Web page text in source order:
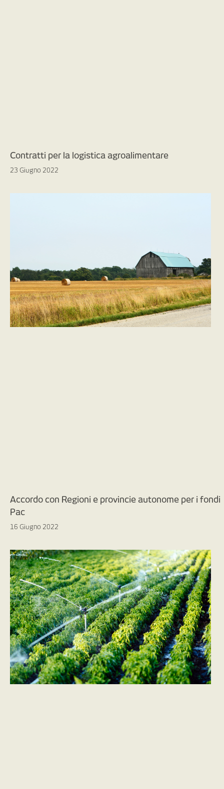
Contratti per la logistica agroalimentare
23 Giugno 2022
Accordo con Regioni e provincie autonome per i fondi
Pac
16 Giugno 2022